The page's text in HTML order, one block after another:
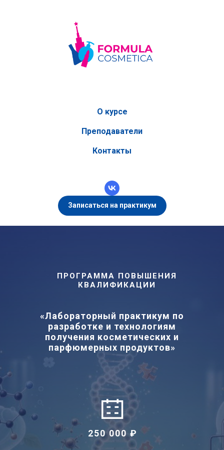
О курсе
Преподаватели
Контакты
Записаться на практикум
«Лабораторный практикум по
разработке и технологиям
получения косметических и
парфюмерных продуктов»
250 000 ₽
ПРОГРАММА ПОВЫШЕНИЯ
КВАЛИФИКАЦИИ